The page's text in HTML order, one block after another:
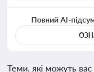
Повний AI-
Теми, які можуть вас